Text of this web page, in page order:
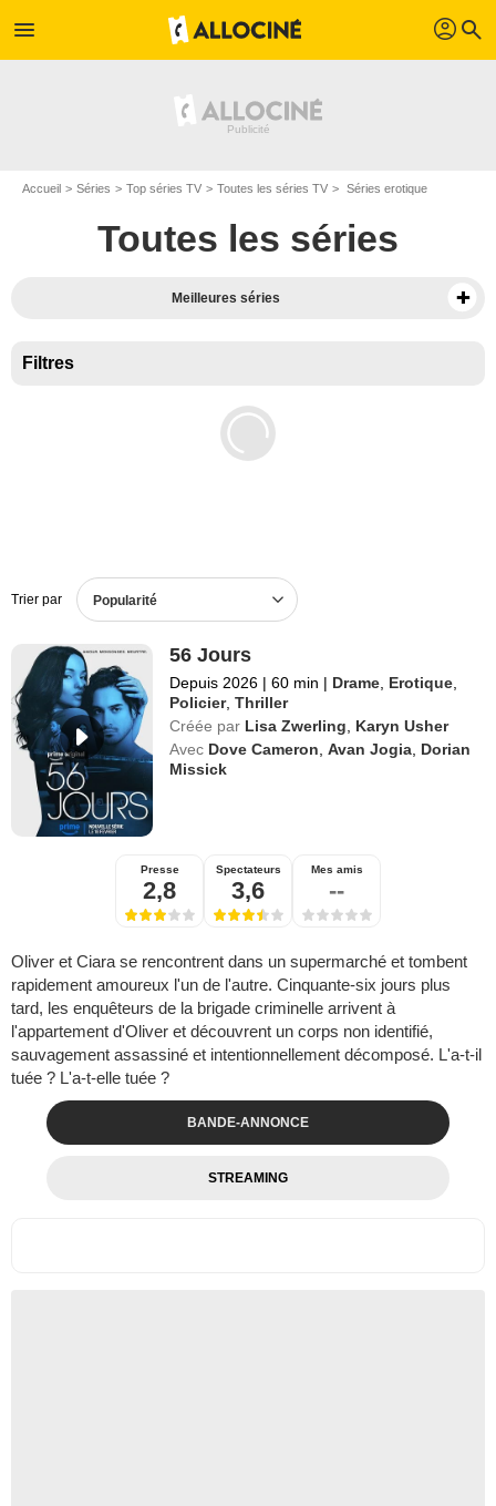
menu profil search
Accueil Séries Top séries TV Toutes les séries TV Séries erotique
Toutes les séries
Meilleures séries
Filtres
Trier par Popularité
56 Jours
Depuis 2026 | 60 min | Drame Erotique
Policier,Thriller
Créée par Lisa Zwerling
Karyn Usher
Avec Dove Cameron ,Avan Jogia Dorian
Missick
Presse
2,8
Spectateurs
3,6
Mes amis
--
Oliver et Ciara se rencontrent dans un supermarché et tombent
rapidement amoureux l'un de l'autre. Cinquante-six jours plus
tard, les enquêteurs de la brigade criminelle arrivent à
l'appartement d'Oliver et découvrent un corps non identifié,
sauvagement assassiné et intentionnellement décomposé. L'a-t-il
tuée ? L'a-t-elle tuée ?
BANDE-ANNONCE
STREAMING